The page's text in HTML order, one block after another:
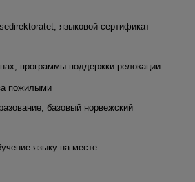
языковой сертификат
программы поддержки релокации
пожилыми
базовый норвежский
языку на месте